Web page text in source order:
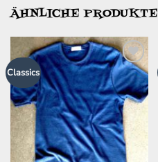
ÄHNLICHE PRODUKTE
Classics
Zur
Wunschliste
hinzufügen